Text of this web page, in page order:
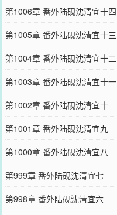
第1006章 番外陆砚沈清宜十四
第1005章 番外陆砚沈清宜十三
第1004章 番外陆砚沈清宜十二
第1003章 番外陆砚沈清宜十一
第1002章 番外陆砚沈清宜十
第1001章 番外陆砚沈清宜九
第1000章 番外陆砚沈清宜八
第999章 番外陆砚沈清宜七
第998章 番外陆砚沈清宜六